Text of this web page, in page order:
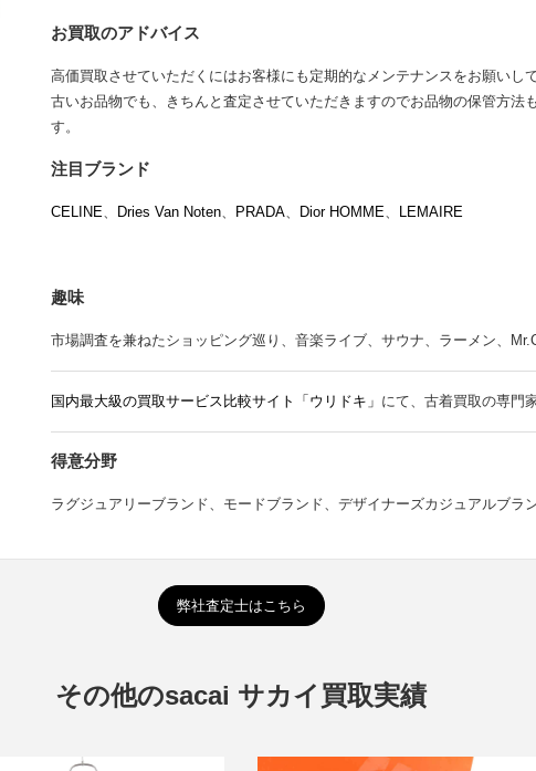
お買取のアドバイス
高価買取させていただくにはお客様にも定期的なメンテナンスをお願いして
古いお品物でも、きちんと査定させていただきますのでお品物の保管方法
す。
注目ブランド
CELINE Dries Van Noten、 PRADA、 Dior HOMME LEMAIRE
趣味
市場調査を兼ねたショッピング巡り、音楽ライブ、サウナ、ラーメン、
国内最大級の買取サービス比較サイト「ウリドキ」 にて、古着買取の専門
得意分野
ラグジュアリーブランド、モードブランド、デザイナーズカジュアルブラ
弊社査定士はこちら
その他のsacai サカイ買取実績